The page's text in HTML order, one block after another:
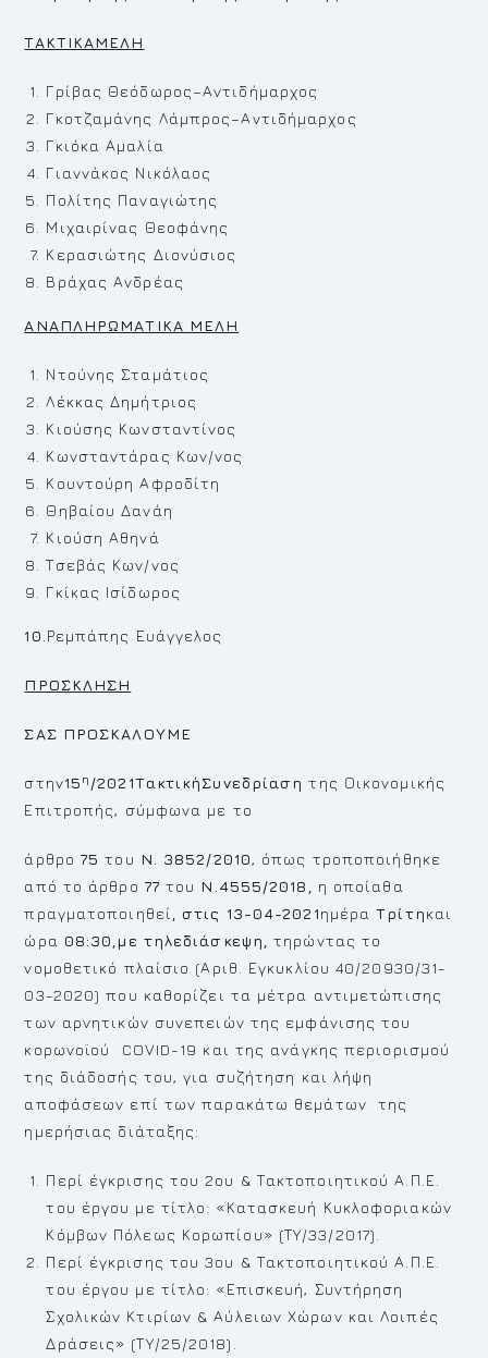
TAKTIKAMEΛH
Γρίβας Θεόδωρος–Αντιδήμαρχος
Γκοτζαμάνης Λάμπρος–Αντιδήμαρχος
Γκιόκα Αμαλία
Γιαννάκος Νικόλαος
Πολίτης Παναγιώτης
Μιχαιρίνας Θεοφάνης
Κερασιώτης Διονύσιος
Βράχας Ανδρέας
ΑΝΑΠΛΗΡΩΜΑΤΙΚΑ ΜΕΛΗ
Ντούνης Σταμάτιος
Λέκκας Δημήτριος
Κιούσης Κωνσταντίνος
Κωνσταντάρας Κων/νος
Κουντούρη Αφροδίτη
Θηβαίου Δανάη
Κιούση Αθηνά
Τσεβάς Κων/νος
Γκίκας Ισίδωρος
10. Ρεμπάπης Ευάγγελος
ΠΡΟΣΚΛΗΣΗ
ΣΑΣ ΠΡΟΣΚΑΛΟΥΜΕ
στην15 η /2021ΤακτικήΣυνεδρίαση της Οικονομικής
Επιτροπής, σύμφωνα με το
άρθρο75του Ν. 3852/2010, όπως τροποποιήθηκε
από το άρθρο 77του Ν.4555/2018,
η οποίαθα
πραγματοποιηθεί
, στις 13-04-2021ημέρα Τρίτηκαι
ώρα 08:30, με τηλεδιάσκεψη,
τηρώντας το
νομοθετικό πλαίσιο (Αριθ. Εγκυκλίου 40/20930/31-
03-2020) που καθορίζει τα μέτρα αντιμετώπισης
των αρνητικών συνεπειών της εμφάνισης του
κορωνοϊού COVID-19 και της ανάγκης περιορισμού
της διάδοσής του, για συζήτηση και λήψη
αποφάσεων επί των παρακάτω θεμάτων της
ημερήσιας διάταξης:
Περί έγκρισης του 2ου & Τακτοποιητικού Α.Π.Ε.
του έργου με τίτλο: «Κατασκευή Κυκλοφοριακών
Κόμβων Πόλεως Κορωπίου» (ΤΥ/33/2017).
Περί έγκρισης του 3ου & Τακτοποιητικού Α.Π.Ε.
του έργου με τίτλο: «Επισκευή, Συντήρηση
Σχολικών Κτιρίων & Αύλειων Χώρων και Λοιπές
Δράσεις» (ΤΥ/25/2018).